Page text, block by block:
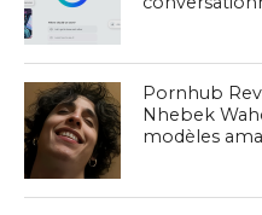
Pornhub
Nhebek
modèles